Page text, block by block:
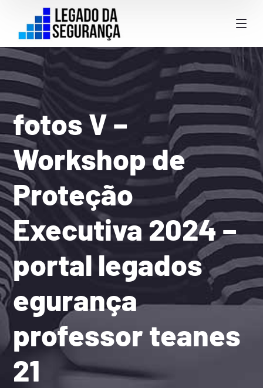
fotos V –
Workshop de
Proteção
Executiva 2024 –
portal legados
egurança
professor teanes
21